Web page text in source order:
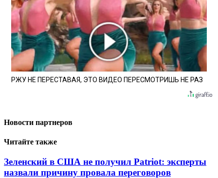
РЖУ НЕ ПЕРЕСТАВАЯ, ЭТО ВИДЕО ПЕРЕСМОТРИШЬ НЕ РАЗ
Новости партнеров
Читайте также
Зеленский в США не получил Patriot: эксперты
назвали причину провала переговоров